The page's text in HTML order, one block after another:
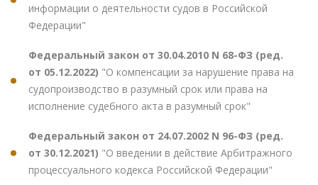
информации о деятельности судов в Российской
Федерации"
Федеральный закон от 30.04.2010 N 68-ФЗ (ред.
от 05.12.2022) "О компенсации за нарушение права на
судопроизводство в разумный срок или права на
исполнение судебного акта в разумный срок"
Федеральный закон от 24.07.2002 N 96-ФЗ (ред.
от 30.12.2021) "О введении в действие Арбитражного
процессуального кодекса Российской Федерации"